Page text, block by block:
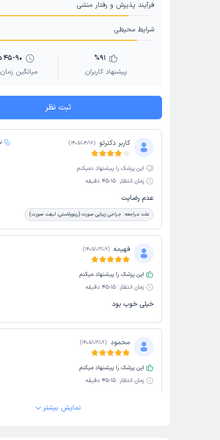
فرآیند پذیرش و رفتار منشی
شرایط محیطی
%91
پیشنهاد کاربران
45-90 دقیقه
میانگین زمان
ثبت نظر
کاربر دکترتو (
1405/04/16
)
این پزشک را پیشنهاد نمیکنم
زمان انتظار: 15-45 دقیقه
عدم رضایت
علت مراجعه: جراحی زیبایی صورت (رینوپلاستی، لیفت صورت)
فهیمه (
1405/03/09
)
این پزشک را پیشنهاد میکنم
زمان انتظار: 15-45 دقیقه
خیلی خوب بود
محمود (
1405/03/09
)
این پزشک را پیشنهاد میکنم
زمان انتظار: 15-45 دقیقه
عالی اصلا مشخص نیست هرجا میرم همه میگن چقدر
نمایش بیشتر